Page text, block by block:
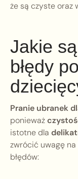
że są czyste oraz
Jakie
błędy
Pranie ubranek
ponieważ
istotne dla
zwrócić uwagę
błędów: